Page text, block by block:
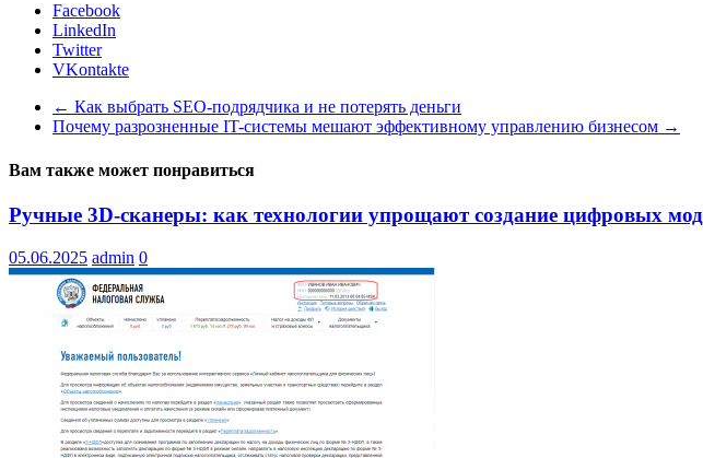
Facebook
LinkedIn
Twitter
VKontakte
← Как выбрать SEO-подрядчика и не потерять деньги
Почему разрозненные IT-системы мешают эффективному управлению бизнесом →
Вам также может понравиться
Ручные 3D-сканеры: как технологии упрощают создание цифровых
05.06.2025 admin 0